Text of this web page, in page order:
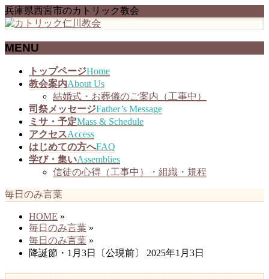
兵庫県西宮市のカトリック教会
MENU
トップページHome
教会案内About Us
結婚式・お葬儀のご案内（工事中）
司祭メッセージFather’s Message
ミサ・予定Mass & Schedule
アクセスAccess
はじめての方へFAQ
学び・集いAssemblies
信徒の心得（工事中）・組織・規程
毎日のみ言葉
HOME »
毎日のみ言葉 »
毎日のみ言葉 »
降誕節・1月3日〔公現前〕 2025年1月3日